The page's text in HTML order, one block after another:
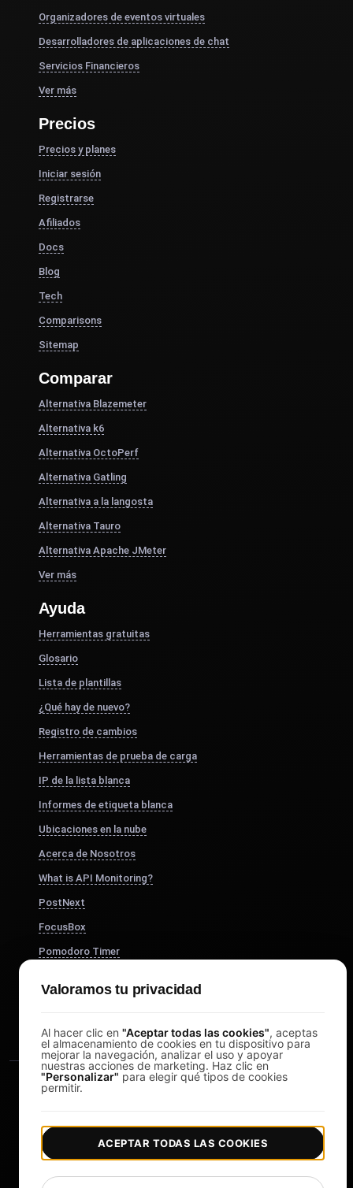
Organizadores de eventos virtuales
Desarrolladores de aplicaciones de chat
Servicios Financieros
Ver más
Precios
Precios y planes
Iniciar sesión
Registrarse
Afiliados
Docs
Blog
Tech
Comparisons
Sitemap
Comparar
Alternativa Blazemeter
Alternativa k6
Alternativa OctoPerf
Alternativa Gatling
Alternativa a la langosta
Alternativa Tauro
Alternativa Apache JMeter
Ver más
Ayuda
Herramientas gratuitas
Glosario
Lista de plantillas
¿Qué hay de nuevo?
Registro de cambios
Herramientas de prueba de carga
IP de la lista blanca
Informes de etiqueta blanca
Ubicaciones en la nube
Acerca de Nosotros
What is API Monitoring?
PostNext
FocusBox
Pomodoro Timer
Copyright © 2026 LoadFocus | Términos y condiciones |
Política de privacidad | Protección de datos |
Valoramos tu privacidad
Al hacer clic en "Aceptar todas las cookies", aceptas
el almacenamiento de cookies en tu dispositivo para
mejorar la navegación, analizar el uso y apoyar
nuestras acciones de marketing. Haz clic en
"Personalizar" para elegir qué tipos de cookies
permitir.
ACEPTAR TODAS LAS COOKIES